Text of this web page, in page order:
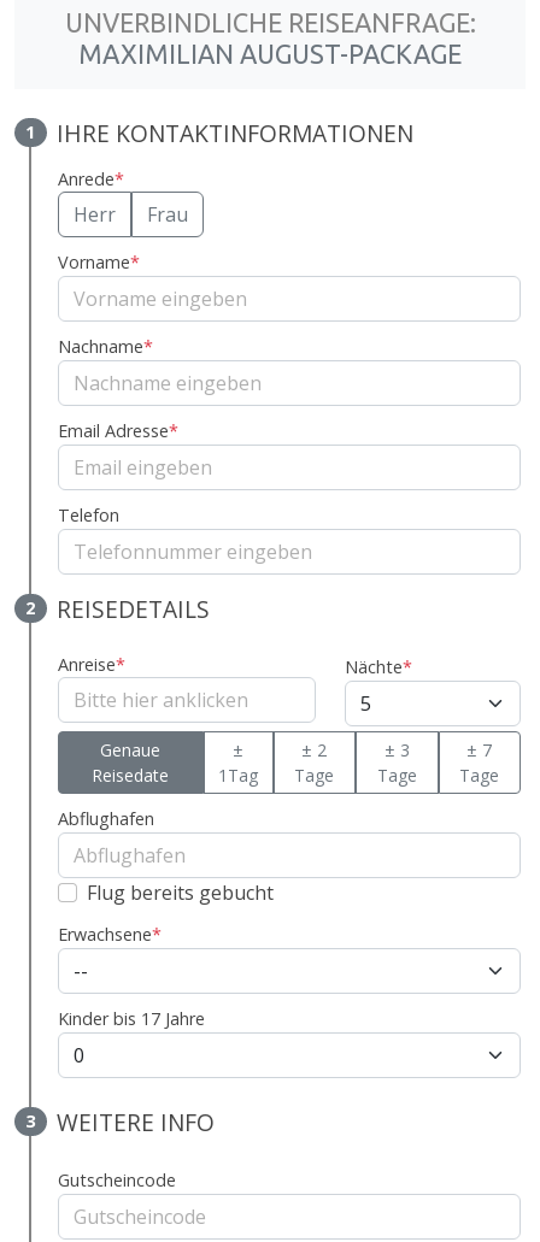
UNVERBINDLICHE REISEANFRAGE:
MAXIMILIAN AUGUST-PACKAGE
1 IHRE KONTAKTINFORMATIONEN
Anrede*
Herr Frau
Vorname*
Nachname*
Email Adresse*
Telefon
2 REISEDETAILS
Anreise* Nächte*
Genaue
Reisedate
±
1Tag
± 2
Tage
± 3
Tage
± 7
Tage
Abflughafen
Flug bereits gebucht
Erwachsene*
Kinder bis 17 Jahre
3 WEITERE INFO
Gutscheincode